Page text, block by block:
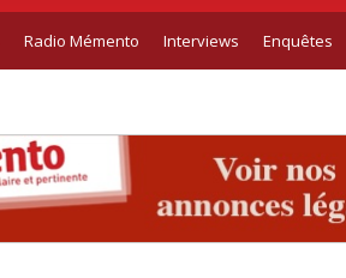
Radio Mémento Interviews Enquêtes